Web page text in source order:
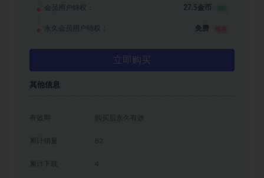
会员用户特权： 27.5金币 5折
永久会员用户特权： 免费
立即购买
其他信息
有效期 购买后永久有效
累计销量 82
累计下载